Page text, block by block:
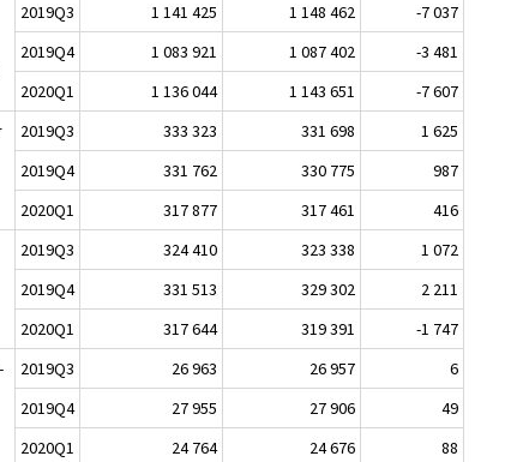
2019Q3 1 141 425 1 148 462
-7 037
2019Q4
1 083 921 1 087 402
-3 481
2020Q1
1 136 044 1 143 651
-7 607
2019Q3 333 323 331 698
1 625
2019Q4
331 762 330 775
987
2020Q1
317 877 317 461
416
2019Q3 324 410 323 338
1 072
2019Q4
331 513 329 302
2 211
2020Q1
317 644 319 391
-1 747
2019Q3 26 963 26 957
6
2019Q4
27 955 27 906
49
2020Q1
24 764 24 676
88